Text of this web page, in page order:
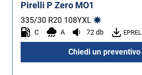
Pirelli P Zero MO1
335/30 R20 108YXL
C A 72 db EPREL
Chiedi un preventivo